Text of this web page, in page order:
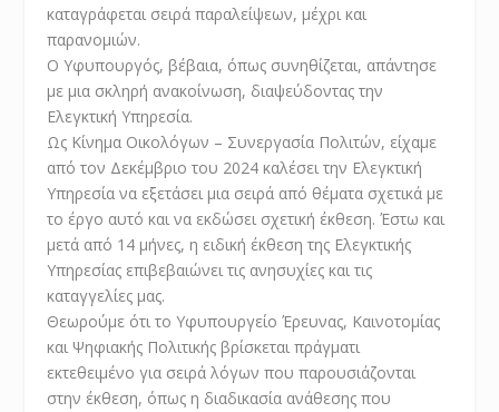
καταγράφεται σειρά παραλείψεων, μέχρι και
παρανομιών.
Ο Υφυπουργός, βέβαια, όπως συνηθίζεται, απάντησε
με μια σκληρή ανακοίνωση, διαψεύδοντας την
Ελεγκτική Υπηρεσία.
Ως Κίνημα Οικολόγων – Συνεργασία Πολιτών, είχαμε
από τον Δεκέμβριο του 2024 καλέσει την Ελεγκτική
Υπηρεσία να εξετάσει μια σειρά από θέματα σχετικά με
το έργο αυτό και να εκδώσει σχετική έκθεση. Έστω και
μετά από 14 μήνες, η ειδική έκθεση της Ελεγκτικής
Υπηρεσίας επιβεβαιώνει τις ανησυχίες και τις
καταγγελίες μας.
Θεωρούμε ότι το Υφυπουργείο Έρευνας, Καινοτομίας
και Ψηφιακής Πολιτικής βρίσκεται πράγματι
εκτεθειμένο για σειρά λόγων που παρουσιάζονται
στην έκθεση, όπως η διαδικασία ανάθεσης που